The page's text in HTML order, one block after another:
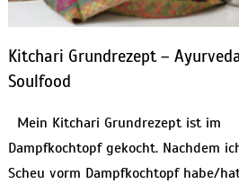
Kitchari Grundrezept –
Soulfood
Mein Kitchari Grundrezept ist im
Dampfkochtopf gekocht. Nachdem
Scheu vorm Dampfkochtopf habe/